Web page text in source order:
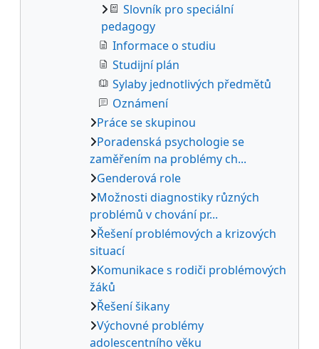
Slovník pro speciální
pedagogy
Informace o studiu
Studijní plán
Sylaby jednotlivých předmětů
Oznámení
Práce se skupinou
Poradenská psychologie se
zaměřením na problémy ch...
Genderová role
Možnosti diagnostiky různých
problémů v chování pr...
Řešení problémových a krizových
situací
Komunikace s rodiči problémových
žáků
Řešení šikany
Výchovné problémy
adolescentního věku